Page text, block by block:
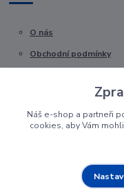
O nás
Obchodní podmínky
Náš e-shop a partneři
cookies, aby Vám